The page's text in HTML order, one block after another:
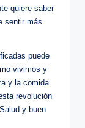
quiere saber
sentir más
puede
vivimos y
y la comida
revolución
y buen